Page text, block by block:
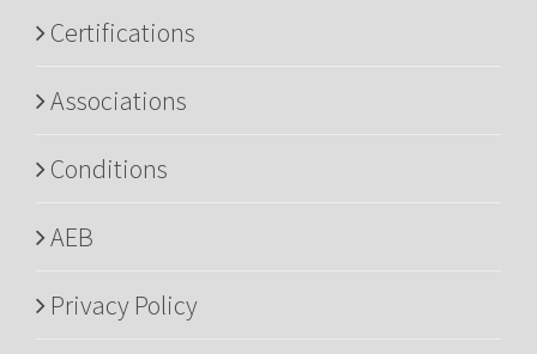
Certifications
Associations
Conditions
AEB
Privacy Policy